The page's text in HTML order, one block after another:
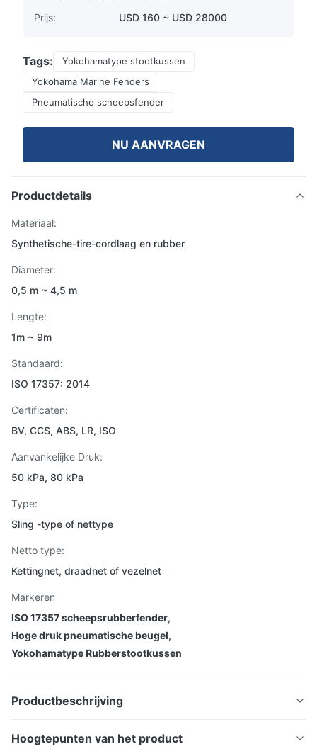
Prijs:
USD 160 ~ USD 28000
Tags:
Yokohamatype stootkussen
Yokohama Marine Fenders
Pneumatische scheepsfender
NU AANVRAGEN
Productdetails
Materiaal:
Synthetische-tire-cordlaag en rubber
Diameter:
0,5 m ~ 4,5 m
Lengte:
1m ~ 9m
Standaard:
ISO 17357: 2014
Certificaten:
BV, CCS, ABS, LR, ISO
Aanvankelijke Druk:
50 kPa, 80 kPa
Type:
Sling -type of nettype
Netto type:
Kettingnet, draadnet of vezelnet
Markeren
ISO 17357 scheepsrubberfender,
Hoge druk pneumatische beugel,
Yokohamatype Rubberstootkussen
Productbeschrijving
ISO 17357 Standaard hogedruk Yokohama-type
Hoogtepunten van het product